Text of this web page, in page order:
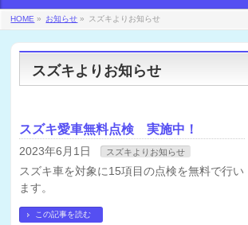
HOME » お知らせ » スズキよりお知らせ
スズキよりお知らせ
スズキ愛車無料点検 実施中！
2023年6月1日 スズキよりお知らせ
スズキ車を対象に15項目の点検を無料で行い
ます。
この記事を読む